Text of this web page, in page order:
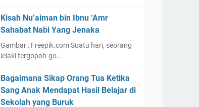
Kisah Nu’aiman bin Ibnu ‘Amr
Sahabat Nabi Yang Jenaka
Gambar : Freepik.com Suatu hari, seorang
lelaki tergopoh-go…
Bagaimana Sikap Orang Tua Ketika
Sang Anak Mendapat Hasil Belajar di
Sekolah yang Buruk